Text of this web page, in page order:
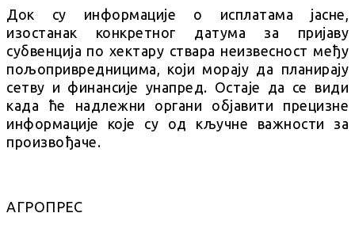
Док су информације о исплатама јасне,
изостанак конкретног датума за пријаву
субвенција по хектару ствара неизвесност међу
пољопривредницима, који морају да планирају
сетву и финансије унапред. Остаје да се види
када ће надлежни органи објавити прецизне
информације које су од кључне важности за
произвођаче.
АГРОПРЕС